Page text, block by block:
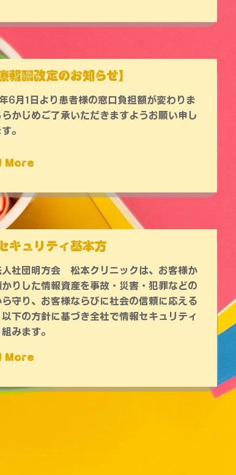
報酬改定のお知らせ】
6月1日より患者様の窓口負担額が変わりま
らかじめご了承いただきますようお願い申し
。
More
キュリティ基本方
人社団明方会 松本クリニックは、お客様か
かりした情報資産を事故・災害・犯罪などの
ら守り、お客様ならびに社会の信頼に応える
下の方針に基づき全社で情報セキュリティ
みます。
More